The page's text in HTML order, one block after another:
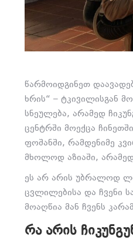
წარმოიდგინეთ
ხრის“ – ტკივილისგან
სნეულება, არამედ
ცენტრში მოექცა
ფოშანში, რამდენიმე
მხოლოდ აზიაში,
ეს არ არის უბრალოდ
ცვლილებისა და ჩვენი
მოაღწია მან ჩვენს
ᲠᲐ ᲐᲠᲘᲡ